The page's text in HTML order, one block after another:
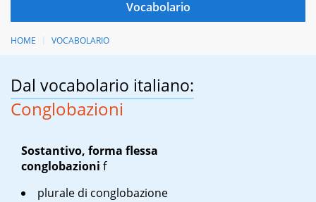
HOME VOCABOLARIO
Dal vocabolario italiano:
Conglobazioni
Sostantivo, forma flessa
conglobazioni f
plurale di conglobazione